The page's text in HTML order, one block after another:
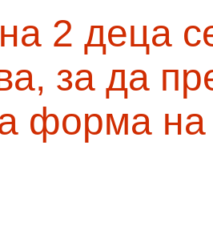
2 деца
за да
форма на